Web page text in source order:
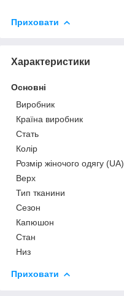
Приховати
Характеристики
Основні
Виробник
Країна виробник
Стать
Колір
Розмір жіночого одягу (UA)
Верх
Тип тканини
Сезон
Капюшон
Стан
Низ
Приховати